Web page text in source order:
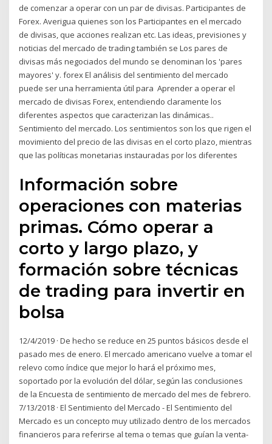
de comenzar a operar con un par de divisas. Participantes de
Forex. Averigua quienes son los Participantes en el mercado
de divisas, que acciones realizan etc. Las ideas, previsiones y
noticias del mercado de trading también se Los pares de
divisas más negociados del mundo se denominan los 'pares
mayores' y. forex El análisis del sentimiento del mercado
puede ser una herramienta útil para Aprender a operar el
mercado de divisas Forex, entendiendo claramente los
diferentes aspectos que caracterizan las dinámicas..
Sentimiento del mercado. Los sentimientos son los que rigen el
movimiento del precio de las divisas en el corto plazo, mientras
que las políticas monetarias instauradas por los diferentes
Información sobre
operaciones con materias
primas. Cómo operar a
corto y largo plazo, y
formación sobre técnicas
de trading para invertir en
bolsa
12/4/2019 · De hecho se reduce en 25 puntos básicos desde el
pasado mes de enero. El mercado americano vuelve a tomar el
relevo como índice que mejor lo hará el próximo mes,
soportado por la evolución del dólar, según las conclusiones
de la Encuesta de sentimiento de mercado del mes de febrero.
7/13/2018 · El Sentimiento del Mercado - El Sentimiento del
Mercado es un concepto muy utilizado dentro de los mercados
financieros para referirse al tema o temas que guían la venta-